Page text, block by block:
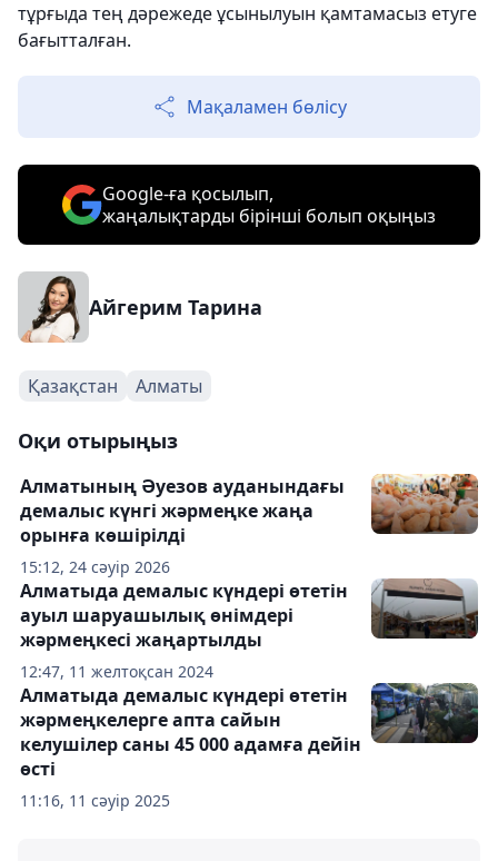
тұрғыда тең дәрежеде ұсынылуын қамтамасыз етуге
бағытталған.
Мақаламен бөлісу
Google-ға қосылып,
жаңалықтарды бірінші болып оқыңыз
Айгерим Тарина
Қазақстан Алматы
Оқи отырыңыз
15:12, 24 сәуір 2026
Алматының Әуезов ауданындағы
демалыс күнгі жәрмеңке жаңа
орынға көшірілді
12:47, 11 желтоқсан 2024
Алматыда демалыс күндері өтетін
ауыл шаруашылық өнімдері
жәрмеңкесі жаңартылды
11:16, 11 сәуір 2025
Алматыда демалыс күндері өтетін
жәрмеңкелерге апта сайын
келушілер саны 45 000 адамға дейін
өсті